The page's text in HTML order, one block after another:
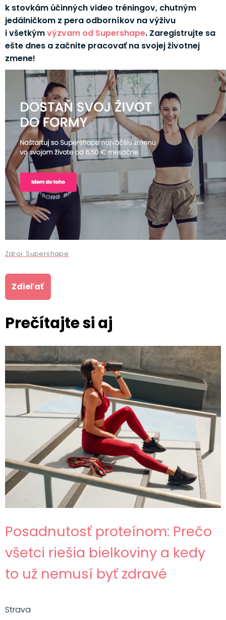
k stovkám účinných video tréningov, chutným
jedálničkom z pera odborníkov na výživu
i všetkýmvýzvam od Supershape. Zaregistrujte sa
ešte dnes a začnite pracovať na svojej životnej
zmene!
Zdroj: Supershape
Zdieľať
Prečítajte si aj
Posadnutosť proteínom: Prečo
všetci riešia bielkoviny a kedy
to už nemusí byť zdravé
Strava